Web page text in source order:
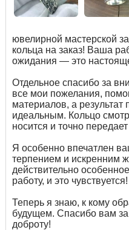
ювелирной мастерской
кольца на заказ! Ваша
ожидания — это
Отдельное спасибо за
все мои пожелания,
материалов, а результат
идеальным. Кольцо
носится и точно передает
Я особенно впечатлен
терпением и искренним
действительно
работу, и это чувствуется!
Теперь я знаю, к кому
будущем. Спасибо вам за
доброту!